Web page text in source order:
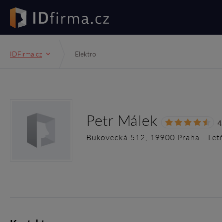
IDFirma.cz Elektro
Petr Málek
Bukovecká 512, 19900 Praha -